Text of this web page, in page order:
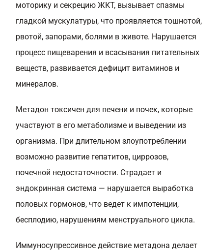
моторику и секрецию ЖКТ, вызывает спазмы
гладкой мускулатуры, что проявляется тошнотой,
рвотой, запорами, болями в животе. Нарушается
процесс пищеварения и всасывания питательных
веществ, развивается дефицит витаминов и
минералов.
Метадон токсичен для печени и почек, которые
участвуют в его метаболизме и выведении из
организма. При длительном злоупотреблении
возможно развитие гепатитов, циррозов,
почечной недостаточности. Страдает и
эндокринная система — нарушается выработка
половых гормонов, что ведет к импотенции,
бесплодию, нарушениям менструального цикла.
Иммуносупрессивное действие метадона делает